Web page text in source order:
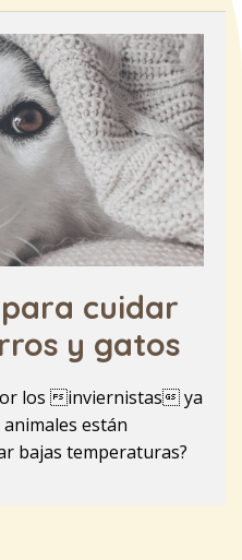
cuidar
y gatos
los inviernistas ya
están
bajas temperaturas?